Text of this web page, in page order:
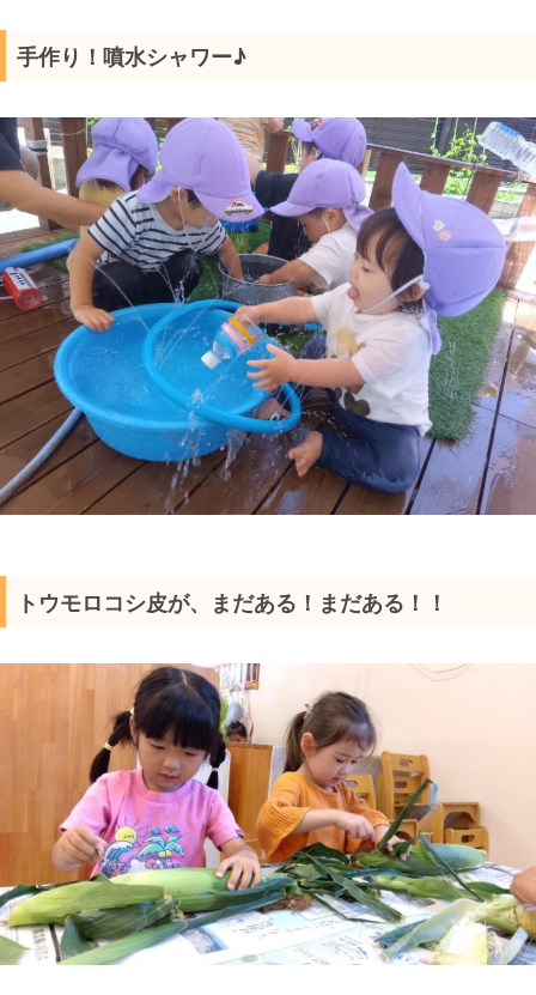
手作り！噴水シャワー♪
トウモロコシ皮が、まだある！まだある！！